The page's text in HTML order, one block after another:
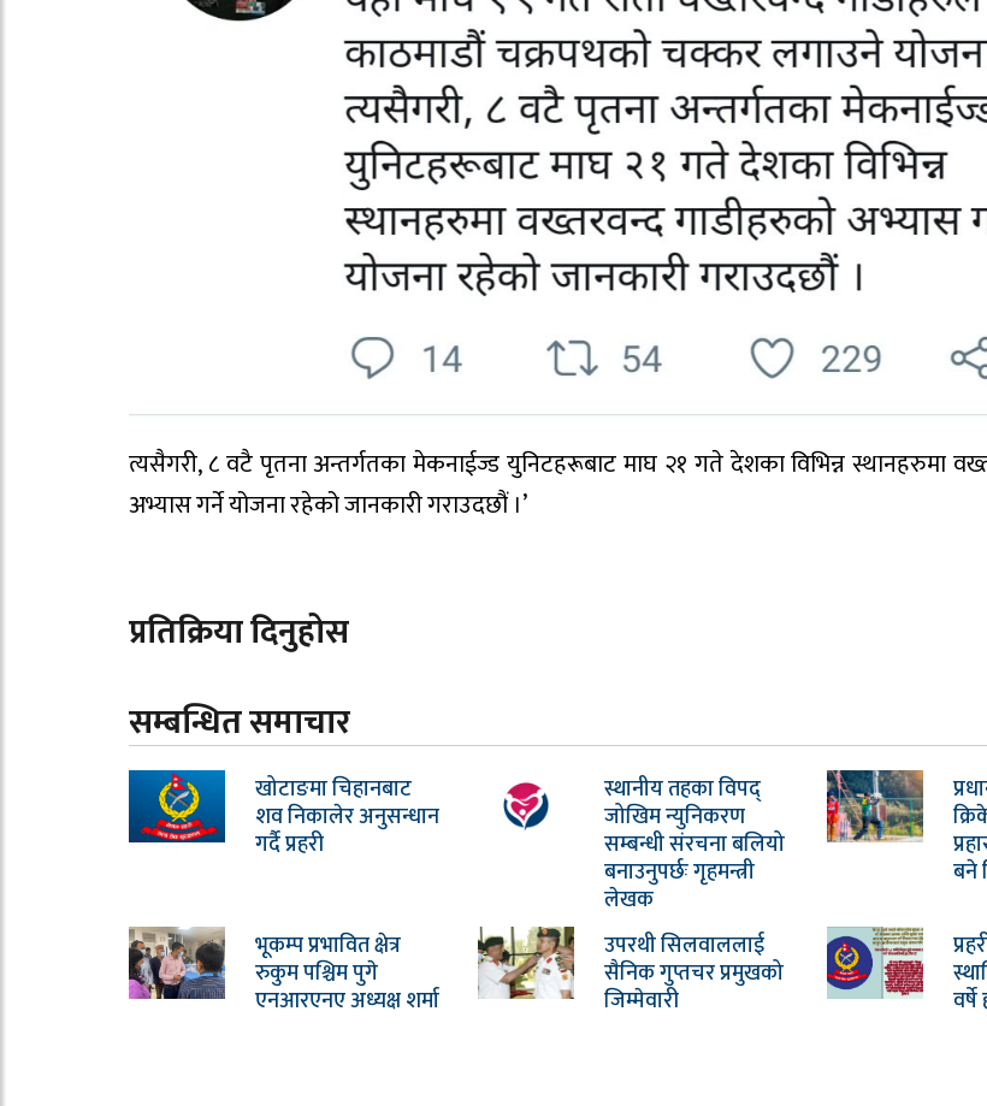
त्यसैगरी, ८ वटै पृतना अन्तर्गतका मेकनाईज्ड युनिटहरूबाट माघ २१ गते देशका विभिन्न स्थानहरुमा
अभ्यास गर्ने योजना रहेको जानकारी गराउदछौं ।’
प्रतिक्रिया दिनुहोस
सम्बन्धित समाचार
खोटाङमा चिहानबाट
शव निकालेर अनुसन्धान
गर्दै प्रहरी
स्थानीय तहका विपद्
जोखिम न्युनिकरण
सम्बन्धी संरचना बलियो
बनाउनुपर्छः गृहमन्त्री
लेखक
बने
भूकम्प प्रभावित क्षेत्र
रुकुम पश्चिम पुगे
एनआरएनए अध्यक्ष शर्मा
उपरथी सिलवाललाई
सैनिक गुप्तचर प्रमुखको
जिम्मेवारी